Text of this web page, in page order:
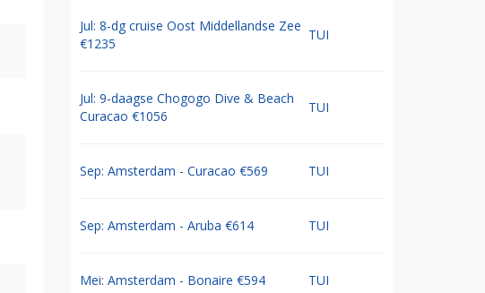
Jul: 8-dg cruise Oost Middellandse Zee
€1235
TUI
Jul: 9-daagse Chogogo Dive & Beach
Curacao €1056
TUI
Sep: Amsterdam - Curacao €569 TUI
Sep: Amsterdam - Aruba €614 TUI
Mei: Amsterdam - Bonaire €594 TUI